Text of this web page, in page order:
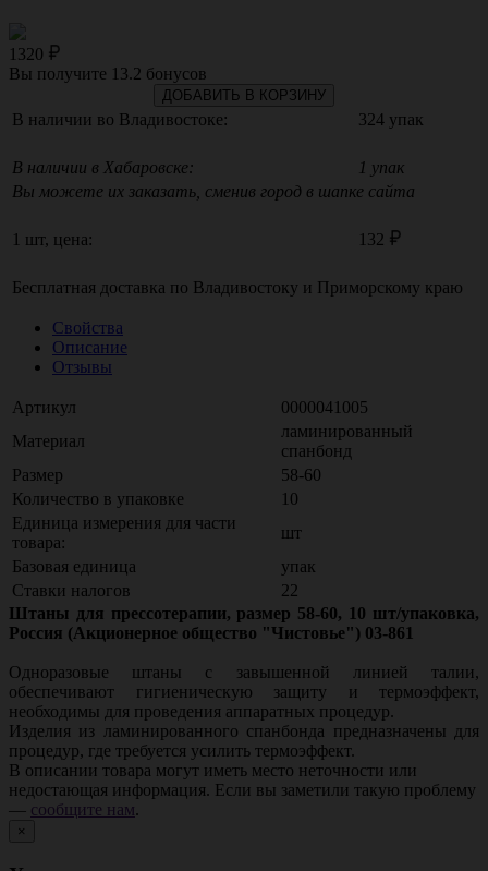
1320
Вы получите 13.2 бонусов
ДОБАВИТЬ В КОРЗИНУ
В наличии во Владивостоке: 324 упак
В наличии в Хабаровске:
1 упак
Вы можете их заказать, сменив город в шапке сайта
1 шт, цена: 132
Бесплатная доставка по Владивостоку и Приморскому краю
Свойства
Описание
Отзывы
Артикул
0000041005
Материал
ламинированный
спанбонд
Размер
58-60
Количество в упаковке
10
Единица измерения для части
товара:
шт
Базовая единица
упак
Ставки налогов
22
Штаны для прессотерапии, размер 58-60, 10 шт/упаковка,
Россия (Акционерное общество "Чистовье") 03-861
Одноразовые штаны с завышенной линией талии,
обеспечивают гигиеническую защиту и термоэффект,
необходимы для проведения аппаратных процедур.
Изделия из ламинированного спанбонда предназначены для
процедур, где требуется усилить термоэффект.
В описании товара могут иметь место неточности или
недостающая информация. Если вы заметили такую проблему
— сообщите нам.
×